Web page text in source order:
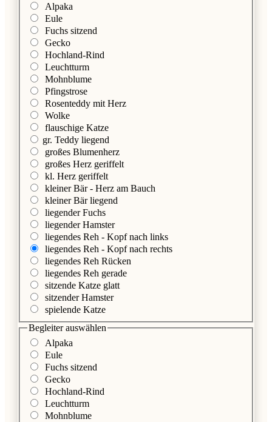
Alpaka
Eule
Fuchs sitzend
Gecko
Hochland-Rind
Leuchtturm
Mohnblume
Pfingstrose
Rosenteddy mit Herz
Wolke
flauschige Katze
gr. Teddy liegend
großes Blumenherz
großes Herz geriffelt
kl. Herz geriffelt
kleiner Bär - Herz am Bauch
kleiner Bär liegend
liegender Fuchs
liegender Hamster
liegendes Reh - Kopf nach links
liegendes Reh - Kopf nach rechts
liegendes Reh Rücken
liegendes Reh gerade
sitzende Katze glatt
sitzender Hamster
spielende Katze
Begleiterauswählen
Alpaka
Eule
Fuchs sitzend
Gecko
Hochland-Rind
Leuchtturm
Mohnblume